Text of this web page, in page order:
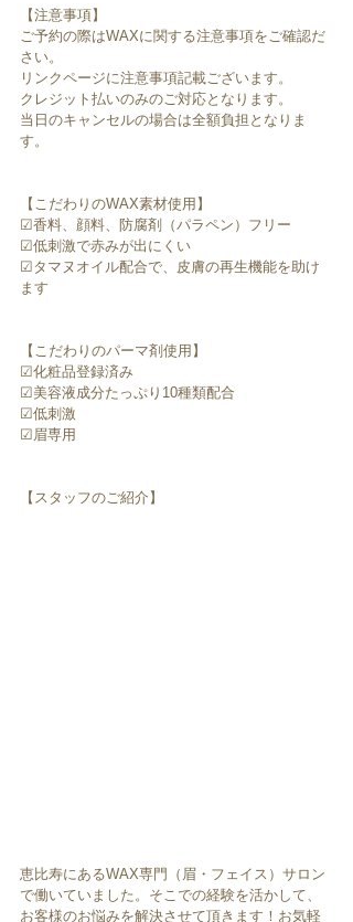
【注意事項】
ご予約の際はWAXに関する注意事項をご確認だ
さい。
リンクページに注意事項記載ございます。
クレジット払いのみのご対応となります。
当日のキャンセルの場合は全額負担となりま
す。
【こだわりのWAX素材使用】
☑︎香料、顔料、防腐剤（パラペン）フリー
☑︎低刺激で赤みが出にくい
☑︎タマヌオイル配合で、皮膚の再生機能を助け
ます
【こだわりのパーマ剤使用】
☑︎化粧品登録済み
☑︎美容液成分たっぷり10種類配合
☑︎低刺激
☑︎眉専用
【スタッフのご紹介】
恵比寿にあるWAX専門（眉・フェイス）サロン
で働いていました。そこでの経験を活かして、
お客様のお悩みを解決させて頂きます！お気軽